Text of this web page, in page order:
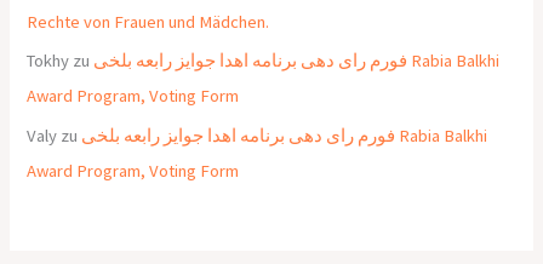
Rechte von Frauen und Mädchen.
Tokhy zu فورم رای دهی برنامه اهدا جوایز رابعه بلخی Rabia Balkhi
Award Program, Voting Form
Valy zu فورم رای دهی برنامه اهدا جوایز رابعه بلخی Rabia Balkhi
Award Program, Voting Form